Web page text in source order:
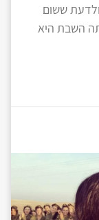
ששום
השבת היא